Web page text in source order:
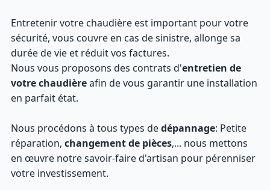
Entretenir votre chaudière est important pour votre
sécurité, vous couvre en cas de sinistre, allonge sa
durée de vie et réduit vos factures.
Nous vous proposons des contrats d'entretien de
votre chaudièreafin de vous garantir une installation
en parfait état.
Nous procédons à tous types dedépannage: Petite
réparation, changement de pièces,... nous mettons
en œuvre notre savoir-faire d'artisan pour pérenniser
votre investissement.